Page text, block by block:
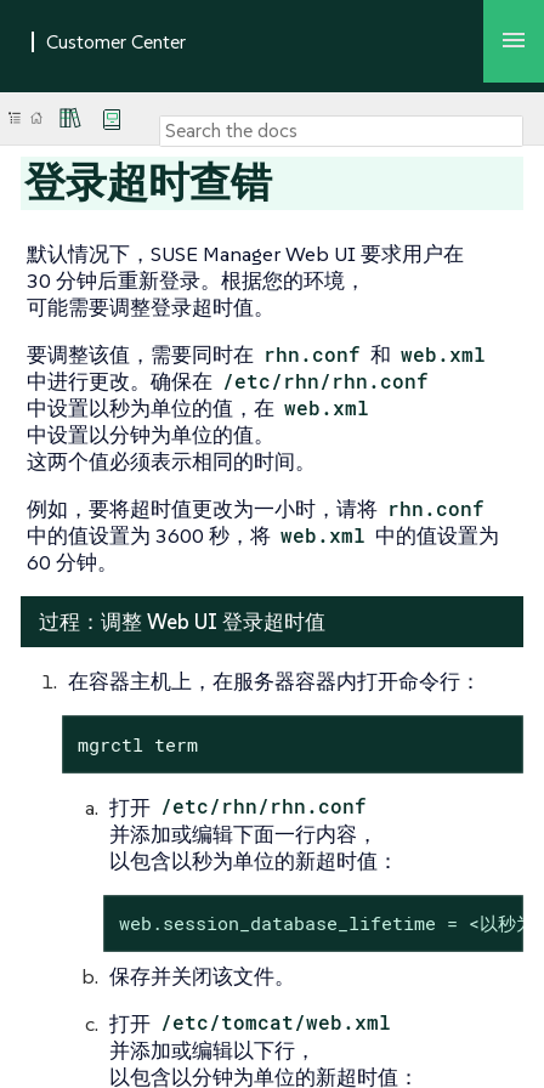
登录超时查错
默认情况下，SUSE Manager Web UI 要求用户在
30 分钟后重新登录。根据您的环境，
可能需要调整登录超时值。
要调整该值，需要同时在 rhn.conf 和 web.xml
中进行更改。确保在 /etc/rhn/rhn.conf
中设置以秒为单位的值，在 web.xml
中设置以分钟为单位的值。
这两个值必须表示相同的时间。
例如，要将超时值更改为一小时，请将 rhn.conf
中的值设置为 3600 秒，将 web.xml 中的值设置为
60 分钟。
过程：调整 Web UI 登录超时值
在容器主机上，在服务器容器内打开命令行：
mgrctl term
打开 /etc/rhn/rhn.conf
并添加或编辑下面一行内容，
以包含以秒为单位的新超时值：
web.session_database_lifetime = <以秒为单
保存并关闭该文件。
打开 /etc/tomcat/web.xml
并添加或编辑以下行，
以包含以分钟为单位的新超时值：